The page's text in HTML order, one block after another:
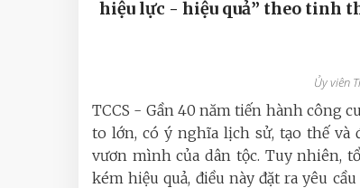
hiệu lực - hiệu quả” theo tinh
Ủy viên
TCCS - Gần 40 năm tiến hành công
to lớn, có ý nghĩa lịch sử, tạo thế và
vươn mình của dân tộc. Tuy nhiên,
kém hiệu quả, điều này đặt ra yêu